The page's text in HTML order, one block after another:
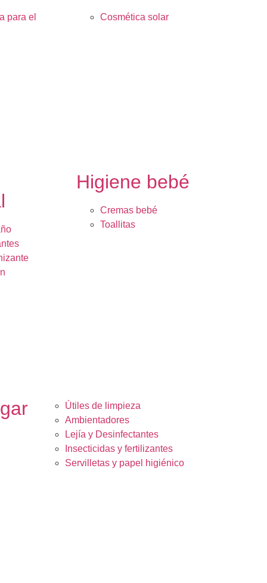
para el
Cosmética solar
Higiene bebé
Cremas bebé
Toallitas
Útiles de limpieza
Ambientadores
Lejía y Desinfectantes
Insecticidas y fertilizantes
Servilletas y papel higiénico